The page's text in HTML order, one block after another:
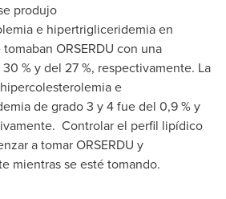
produjo
e hipertrigliceridemia en
ORSERDU con una
% y del 27 %, respectivamente. La
e
de grado 3 y 4 fue del 0,9 % y
Controlar el perfil lipídico
a tomar ORSERDU y
mientras se esté tomando.